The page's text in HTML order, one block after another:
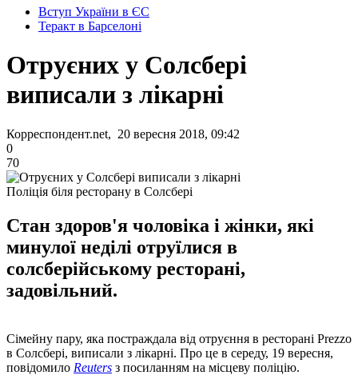
Вступ України в ЄС
Теракт в Барселоні
Отруєних у Солсбері
виписали з лікарні
Корреспондент.net, 20 вересня 2018, 09:42
0
70
Поліція біля ресторану в Солсбері
Стан здоров'я чоловіка і жінки, які
минулої неділі отруїлися в
солсберійському ресторані,
задовільний.
Сімейну пару, яка постраждала від отруєння в ресторані Prezzo
в Солсбері, виписали з лікарні. Про це в середу, 19 вересня,
повідомило Reuters з посиланням на місцеву поліцію.